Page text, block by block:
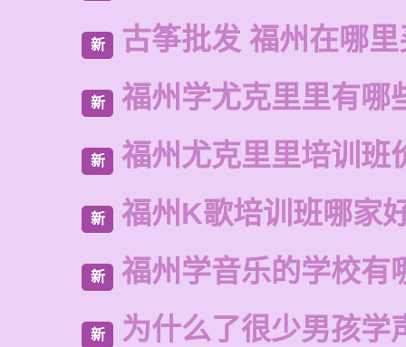
新 古筝批发 福州在哪
新 福州学尤克里里有哪
新 福州尤克里里培训班
新 福州K歌培训班哪家
新 福州学音乐的学校有
新 为什么了很少男孩学